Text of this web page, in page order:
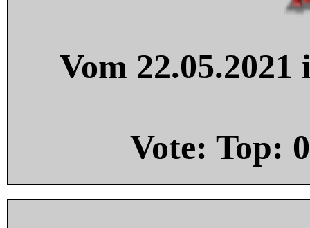
Vom
Vote: Top: 0